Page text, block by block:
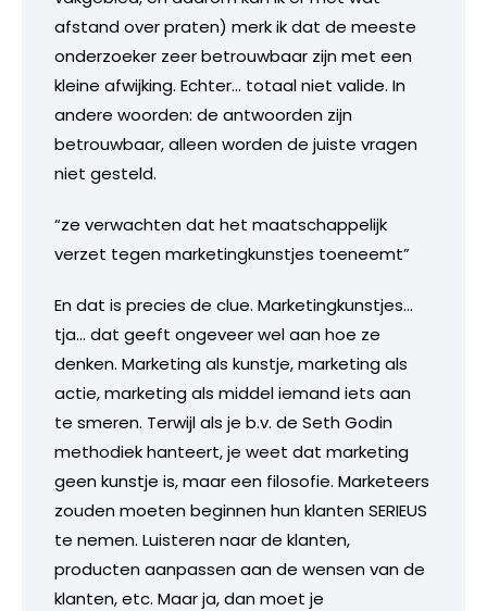
afstand over praten) merk ik dat de meeste
onderzoeker zeer betrouwbaar zijn met een
kleine afwijking. Echter… totaal niet valide. In
andere woorden: de antwoorden zijn
betrouwbaar, alleen worden de juiste vragen
niet gesteld.
“ze verwachten dat het maatschappelijk
verzet tegen marketingkunstjes toeneemt”
En dat is precies de clue. Marketingkunstjes…
tja… dat geeft ongeveer wel aan hoe ze
denken. Marketing als kunstje, marketing als
actie, marketing als middel iemand iets aan
te smeren. Terwijl als je b.v. de Seth Godin
methodiek hanteert, je weet dat marketing
geen kunstje is, maar een filosofie. Marketeers
zouden moeten beginnen hun klanten SERIEUS
te nemen. Luisteren naar de klanten,
producten aanpassen aan de wensen van de
klanten, etc. Maar ja, dan moet je